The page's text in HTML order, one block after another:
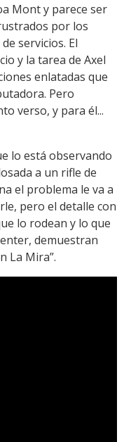
Mont y parece ser
por los
servicios. El
y la tarea de Axel
enlatadas que
Pero
verso, y para él...
lo está observando
a un rifle de
el problema le va a
pero el detalle con
lo rodean y lo que
demuestran
La Mira”.